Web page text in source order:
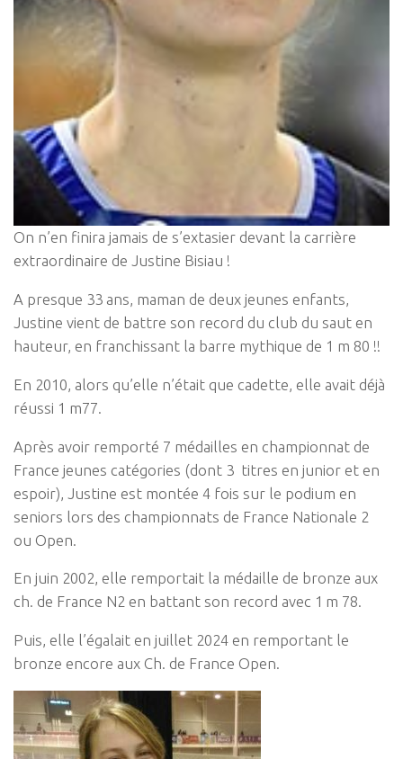
On n’en finira jamais de s’extasier devant la carrière
extraordinaire de Justine Bisiau !
A presque 33 ans, maman de deux jeunes enfants,
Justine vient de battre son record du club du saut en
hauteur, en franchissant la barre mythique de 1 m 80 !!
En 2010, alors qu’elle n’était que cadette, elle avait déjà
réussi 1 m77.
Après avoir remporté 7 médailles en championnat de
France jeunes catégories (dont 3 titres en junior et en
espoir), Justine est montée 4 fois sur le podium en
seniors lors des championnats de France Nationale 2
ou Open.
En juin 2002, elle remportait la médaille de bronze aux
ch. de France N2 en battant son record avec 1 m 78.
Puis, elle l’égalait en juillet 2024 en remportant le
bronze encore aux Ch. de France Open.